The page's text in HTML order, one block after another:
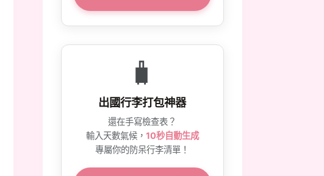
🧳
出國行李打包神器
還在手寫檢查表？
輸入天數氣候， 10秒自動生成
專屬你的防呆行李清單！